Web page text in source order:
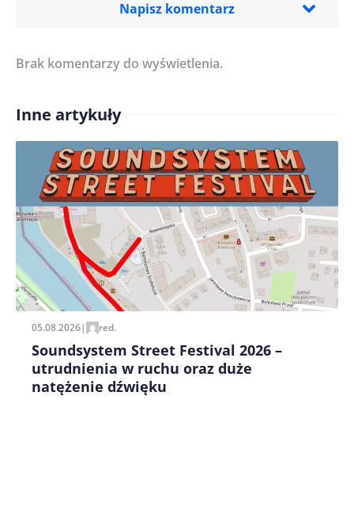
Napisz komentarz
Treść komentarza*
Imię/ Nick*
Zapamiętaj moje dane w tej przeglądarce podczas
pisania kolejnych komentarzy.
Brak komentarzy do wyświetlenia.
Inne artykuły
05.08.2026| red.
Soundsystem Street Festival 2026 –
utrudnienia w ruchu oraz duże
natężenie dźwięku